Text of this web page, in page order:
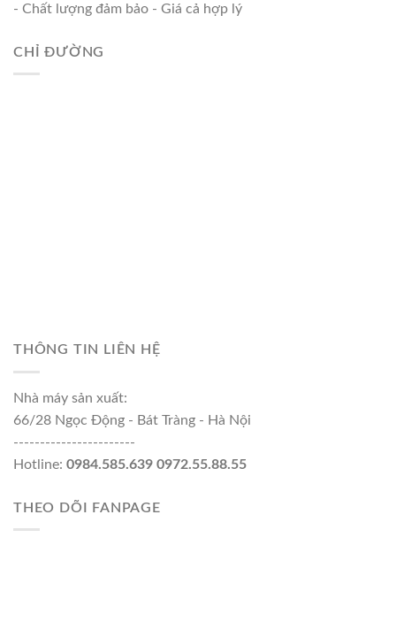
- Chất lượng đảm bảo - Giá cả hợp lý
CHỈ ĐƯỜNG
THÔNG TIN LIÊN HỆ
Nhà máy sản xuất:
66/28 Ngọc Động - Bát Tràng - Hà Nội
-----------------------
Hotline: 0984.585.639 0972.55.88.55
THEO DÕI FANPAGE